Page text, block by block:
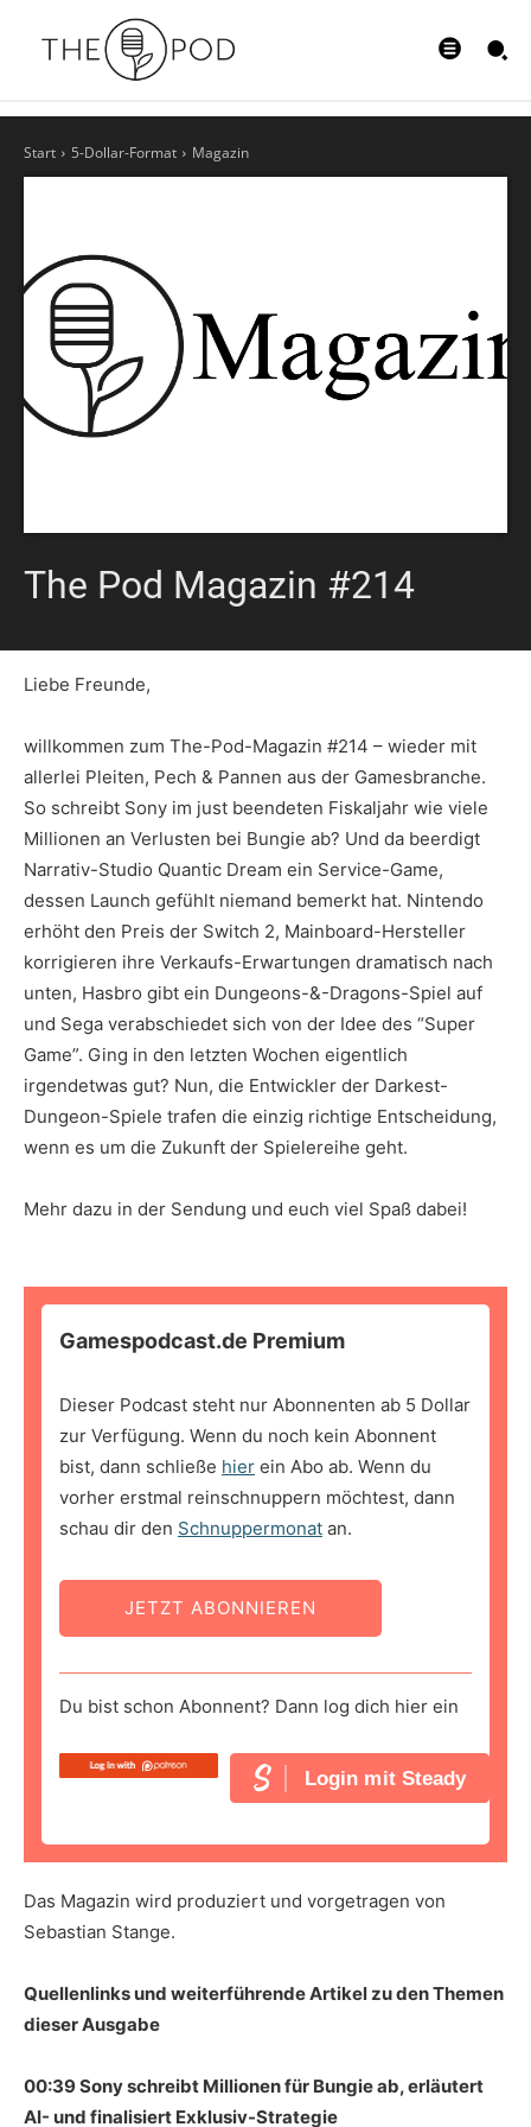
Start 5-Dollar-Format Magazin
The Pod Magazin #214
Liebe Freunde,
willkommen zum The-Pod-Magazin #214 – wieder mit
allerlei Pleiten, Pech & Pannen aus der Gamesbranche.
So schreibt Sony im just beendeten Fiskaljahr wie viele
Millionen an Verlusten bei Bungie ab? Und da beerdigt
Narrativ-Studio Quantic Dream ein Service-Game,
dessen Launch gefühlt niemand bemerkt hat. Nintendo
erhöht den Preis der Switch 2, Mainboard-Hersteller
korrigieren ihre Verkaufs-Erwartungen dramatisch nach
unten, Hasbro gibt ein Dungeons-&-Dragons-Spiel auf
und Sega verabschiedet sich von der Idee des “Super
Game”. Ging in den letzten Wochen eigentlich
irgendetwas gut? Nun, die Entwickler der Darkest-
Dungeon-Spiele trafen die einzig richtige Entscheidung,
wenn es um die Zukunft der Spielereihe geht.
Mehr dazu in der Sendung und euch viel Spaß dabei!
Gamespodcast.de Premium
Dieser Podcast steht nur Abonnenten ab 5 Dollar
zur Verfügung. Wenn du noch kein Abonnent
bist, dann schließe hier ein Abo ab. Wenn du
vorher erstmal reinschnuppern möchtest, dann
schau dir den Schnuppermonat an.
JETZT ABONNIEREN
Du bist schon Abonnent? Dann log dich hier ein
Login mit Steady
Das Magazin wird produziert und vorgetragen von
Sebastian Stange.
Quellenlinks und weiterführende Artikel zu den Themen
dieser Ausgabe
00:39 Sony schreibt Millionen für Bungie ab, erläutert
AI- und finalisiert Exklusiv-Strategie